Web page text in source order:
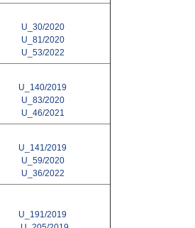
U_30/2020
U_81/2020
U_53/2022
U_140/2019
U_83/2020
U_46/2021
U_141/2019
U_59/2020
U_36/2022
U_191/2019